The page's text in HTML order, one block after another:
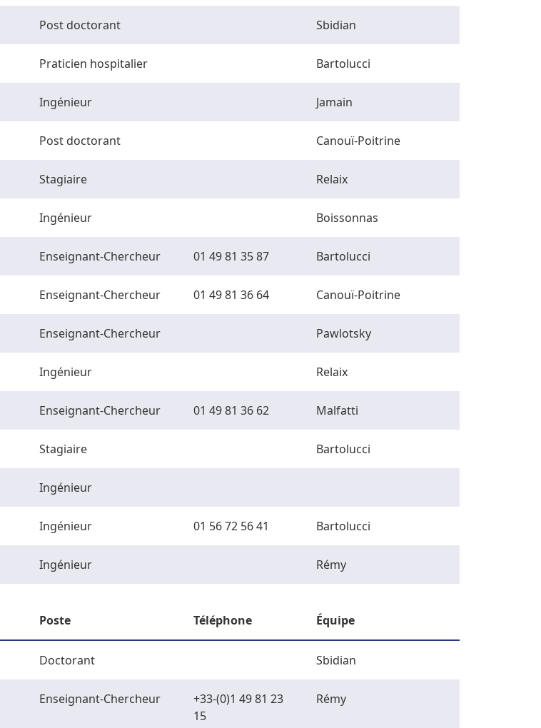
Post doctorant Sbidian
Praticien hospitalier Bartolucci
Ingénieur Jamain
Post doctorant Canouï-Poitrine
Stagiaire Relaix
Ingénieur Boissonnas
Enseignant-Chercheur 01 49 81 35 87 Bartolucci
Enseignant-Chercheur 01 49 81 36 64 Canouï-Poitrine
Enseignant-Chercheur Pawlotsky
Ingénieur Relaix
Enseignant-Chercheur 01 49 81 36 62 Malfatti
Stagiaire Bartolucci
Ingénieur
Ingénieur 01 56 72 56 41 Bartolucci
Ingénieur Rémy
Poste Téléphone Équipe
Doctorant Sbidian
Enseignant-Chercheur
+33-(0)1 49 81 23
15
Rémy